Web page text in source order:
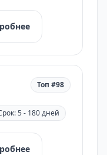
Топ #98
5 - 180 дней